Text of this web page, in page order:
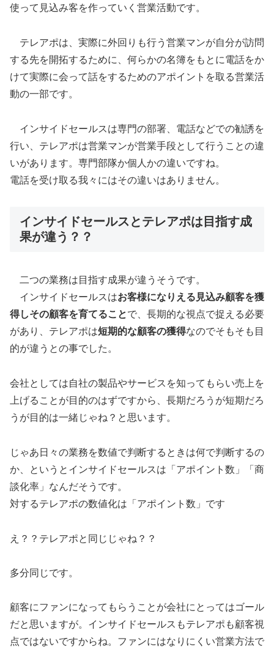
使って見込み客を作っていく営業活動です。
テレアポは、実際に外回りも行う営業マンが自分が訪問
する先を開拓するために、何らかの名簿をもとに電話をか
けて実際に会って話をするためのアポイントを取る営業活
動の一部です。
インサイドセールスは専門の部署、電話などでの勧誘を
行い、テレアポは営業マンが営業手段として行うことの違
いがあります。専門部隊か個人かの違いですね。
電話を受け取る我々にはその違いはありません。
インサイドセールスとテレアポは目指す成
果が違う？？
二つの業務は目指す成果が違うそうです。
インサイドセールスはお客様になりえる見込み顧客を獲
得しその顧客を育てることで、長期的な視点で捉える必要
があり、テレアポは短期的な顧客の獲得なのでそもそも目
的が違うとの事でした。
会社としては自社の製品やサービスを知ってもらい売上を
上げることが目的のはずですから、長期だろうが短期だろ
うが目的は一緒じゃね？と思います。
じゃあ日々の業務を数値で判断するときは何で判断するの
か、というとインサイドセールスは「アポイント数」「商
談化率」なんだそうです。
対するテレアポの数値化は「アポイント数」です
え？？テレアポと同じじゃね？？
多分同じです。
顧客にファンになってもらうことが会社にとってはゴール
だと思いますが。インサイドセールスもテレアポも顧客視
点ではないですからね。ファンにはなりにくい営業方法で